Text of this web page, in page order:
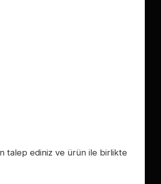
talep ediniz ve ürün ile birlikte